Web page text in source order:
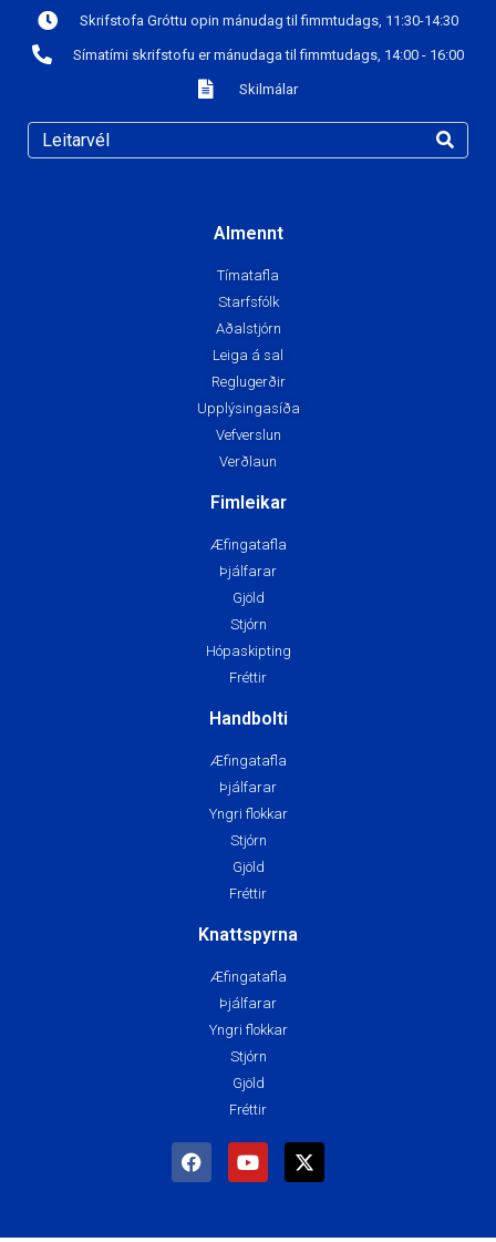
Skrifstofa Gróttu opin mánudag til fimmtudags, 11:30-14:30
Símatími skrifstofu er mánudaga til fimmtudags, 14:00 - 16:00
Skilmálar
Almennt
Tímatafla
Starfsfólk
Aðalstjórn
Leiga á sal
Reglugerðir
Upplýsingasíða
Vefverslun
Verðlaun
Fimleikar
Æfingatafla
Þjálfarar
Gjöld
Stjórn
Hópaskipting
Fréttir
Handbolti
Æfingatafla
Þjálfarar
Yngri flokkar
Stjórn
Gjöld
Fréttir
Knattspyrna
Æfingatafla
Þjálfarar
Yngri flokkar
Stjórn
Gjöld
Fréttir